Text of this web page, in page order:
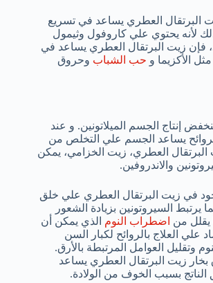
البرتقال العطري يساعد في تسريع
لأنه يحتوي علي كاروفول وثيمول
فإن زيت البرتقال العطري يساعد في
الأكزيما و حب الشباب وحروق
إنتاج الجسم الميلاتونين. و عند
يساعد الجسم علي التخلص من
البرتقال العطري، زيت الخزامي، يمكن
والاندروفين.
في زيت البرتقال العطري علي خلق
يرتبط السيروتونين بزيادة الشعور
يقلل من اضطراب النوم الذي يمكن أن
علي العلاج بالروائح لكبار السن
وتقليل العوامل المرتبطة بالأرق.
زيت البرتقال العطري يساعد
بسبب الخوف من الولادة.